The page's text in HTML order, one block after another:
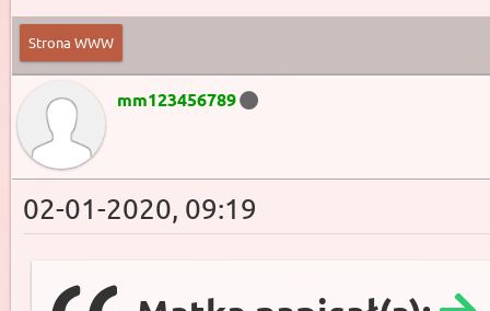
Strona WWW
mm123456789
02-01-2020, 09:19